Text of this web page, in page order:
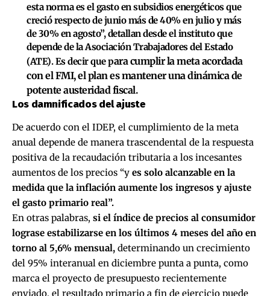
esta norma es el gasto en subsidios energéticos que
creció respecto de junio más de 40% en julio y más
de 30% en agosto”, detallan desde el instituto que
depende de la Asociación Trabajadores del Estado
(ATE). Es decir que para cumplir la meta acordada
con el FMI, el plan es mantener una dinámica de
potente austeridad fiscal.
Los damnificados del ajuste
De acuerdo con el IDEP, el cumplimiento de la meta
anual depende de manera trascendental de la respuesta
positiva de la recaudación tributaria a los incesantes
aumentos de los precios “y es solo alcanzable en la
medida que la inflación aumente los ingresos y ajuste
el gasto primario real”.
En otras palabras, si el índice de precios al consumidor
lograse estabilizarse en los últimos 4 meses del año en
torno al 5,6% mensual, determinando un crecimiento
del 95% interanual en diciembre punta a punta, como
marca el proyecto de presupuesto recientemente
enviado, el resultado primario a fin de ejercicio puede